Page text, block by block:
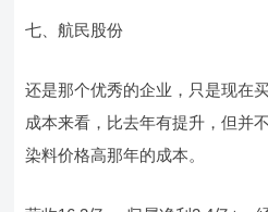
七、航民股份
还是那个优秀的企业，只是现在
成本来看，比去年有提升，但并
染料价格高那年的成本。